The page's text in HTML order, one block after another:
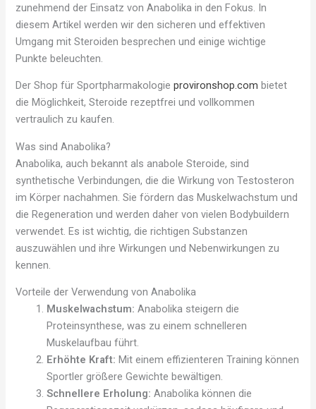
zunehmend der Einsatz von Anabolika in den Fokus. In
diesem Artikel werden wir den sicheren und effektiven
Umgang mit Steroiden besprechen und einige wichtige
Punkte beleuchten.
Der Shop für Sportpharmakologieprovironshop.com bietet
die Möglichkeit, Steroide rezeptfrei und vollkommen
vertraulich zu kaufen.
Was sind Anabolika?
Anabolika, auch bekannt als anabole Steroide, sind
synthetische Verbindungen, die die Wirkung von Testosteron
im Körper nachahmen. Sie fördern das Muskelwachstum und
die Regeneration und werden daher von vielen Bodybuildern
verwendet. Es ist wichtig, die richtigen Substanzen
auszuwählen und ihre Wirkungen und Nebenwirkungen zu
kennen.
Vorteile der Verwendung von Anabolika
Muskelwachstum: Anabolika steigern die
Proteinsynthese, was zu einem schnelleren
Muskelaufbau führt.
Erhöhte Kraft: Mit einem effizienteren Training können
Sportler größere Gewichte bewältigen.
Schnellere Erholung: Anabolika können die